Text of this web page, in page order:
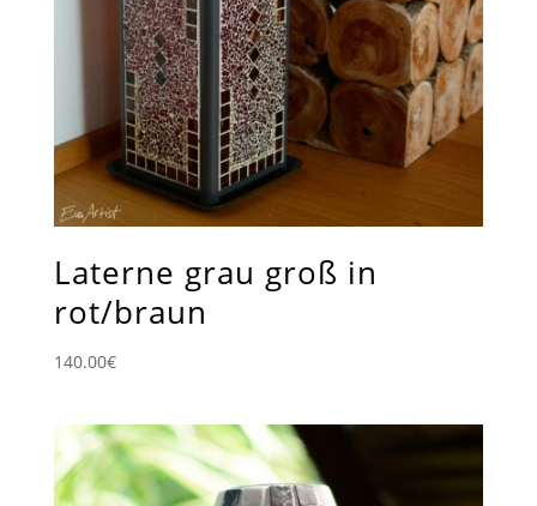
Laterne grau groß in
rot/braun
140.00€